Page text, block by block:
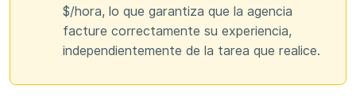
$/hora, lo que garantiza que la agencia
facture correctamente su experiencia,
independientemente de la tarea que realice.